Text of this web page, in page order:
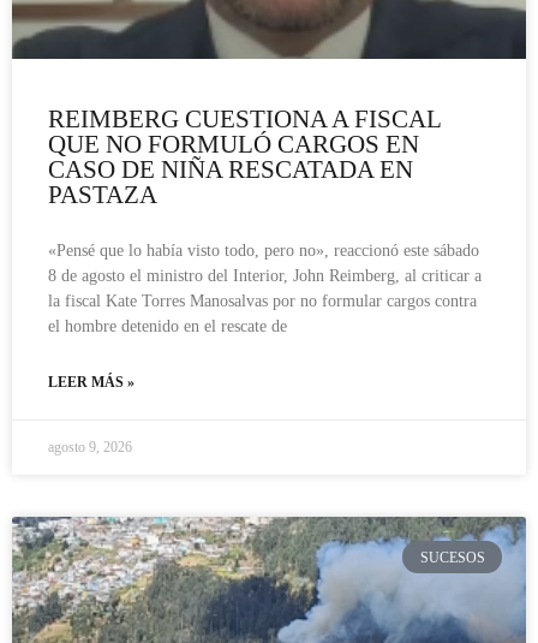
REIMBERG CUESTIONA A FISCAL
QUE NO FORMULÓ CARGOS EN
CASO DE NIÑA RESCATADA EN
PASTAZA
«Pensé que lo había visto todo, pero no», reaccionó este sábado
8 de agosto el ministro del Interior, John Reimberg, al criticar a
la fiscal Kate Torres Manosalvas por no formular cargos contra
el hombre detenido en el rescate de
LEER MÁS »
agosto 9, 2026
SUCESOS